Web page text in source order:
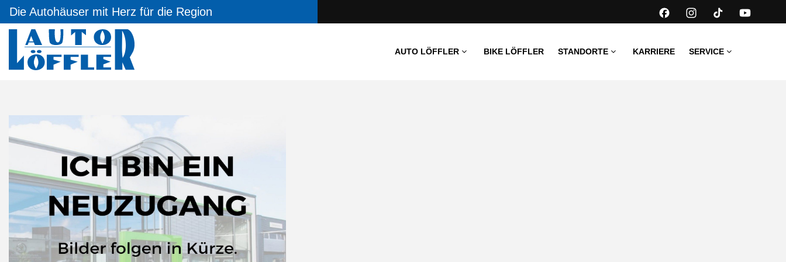
Die Autohäuser mit Herz für die Region
AUTO LÖFFLER BIKE LÖFFLER STANDORTE KARRIERE SERVICE